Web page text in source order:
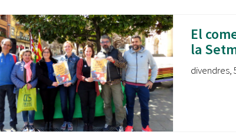
jove 2026
Cerdanyola opta a més de 5 milions d'euros del Pla de
Barris per transformar les Fontetes, Quatre Cantons i
l'entorn de l'avinguda Catalunya
El FIT presenta el cartell de la seva 16a edició i dona el
tret de sortida al festival
L’Ajuntament reparteix ulleres gratuïtes per veure
El
la
divendres,